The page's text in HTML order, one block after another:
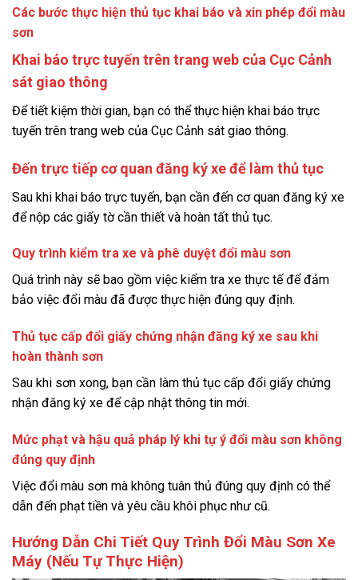
Các bước thực hiện thủ tục khai báo và xin phép đổi màu
sơn
Khai báo trực tuyến trên trang web của Cục Cảnh
sát giao thông
Để tiết kiệm thời gian, bạn có thể thực hiện khai báo trực
tuyến trên trang web của Cục Cảnh sát giao thông.
Đến trực tiếp cơ quan đăng ký xe để làm thủ tục
Sau khi khai báo trực tuyến, bạn cần đến cơ quan đăng ký xe
để nộp các giấy tờ cần thiết và hoàn tất thủ tục.
Quy trình kiểm tra xe và phê duyệt đổi màu sơn
Quá trình này sẽ bao gồm việc kiểm tra xe thực tế để đảm
bảo việc đổi màu đã được thực hiện đúng quy định.
Thủ tục cấp đổi giấy chứng nhận đăng ký xe sau khi
hoàn thành sơn
Sau khi sơn xong, bạn cần làm thủ tục cấp đổi giấy chứng
nhận đăng ký xe để cập nhật thông tin mới.
Mức phạt và hậu quả pháp lý khi tự ý đổi màu sơn không
đúng quy định
Việc đổi màu sơn mà không tuân thủ đúng quy định có thể
dẫn đến phạt tiền và yêu cầu khôi phục như cũ.
Hướng Dẫn Chi Tiết Quy Trình Đổi Màu Sơn Xe
Máy (Nếu Tự Thực Hiện)